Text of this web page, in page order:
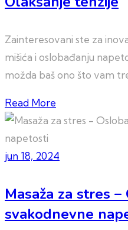
Zainteresovani ste za
mišića i oslobađanju
možda baš ono što vam
Read More
jun 18, 2024
Masaža za stres
svakodnevne